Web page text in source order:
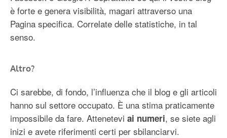
è forte e genera visibilità, magari attraverso una
Pagina specifica. Correlate delle statistiche, in tal
senso.
Altro?
Ci sarebbe, di fondo, l’influenza che il blog e gli articoli
hanno sul settore occupato. È una stima praticamente
impossibile da fare. Attenetevi ai numeri, se siete agli
inizi e avete riferimenti certi per sbilanciarvi.